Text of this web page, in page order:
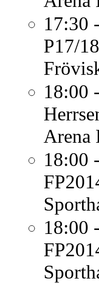
17:30
P17/18
18:00
Arena
18:00
18:00